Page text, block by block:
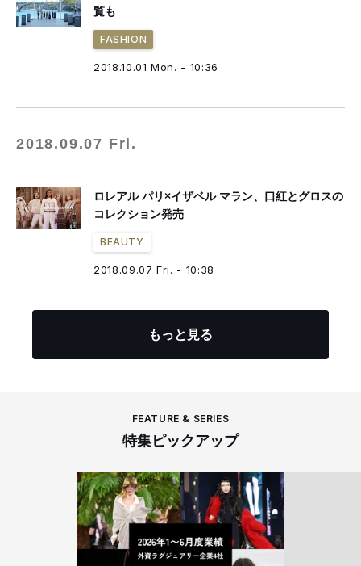
覧も
FASHION
2018.10.01 Mon. - 10:36
2018.09.07 Fri.
ロレアル パリ×イザベル マラン、口紅とグロスの
コレクション発売
BEAUTY
2018.09.07 Fri. - 10:38
もっと見る
FEATURE & SERIES
特集ピックアップ